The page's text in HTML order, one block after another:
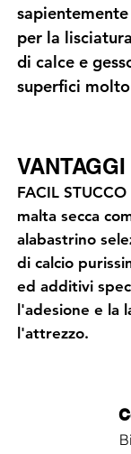
per la
di calce e
superfici
VANTAGGI
FACIL
malta secca
alabastrino
di calcio
ed additivi
l'adesione e la
l'attrezzo.